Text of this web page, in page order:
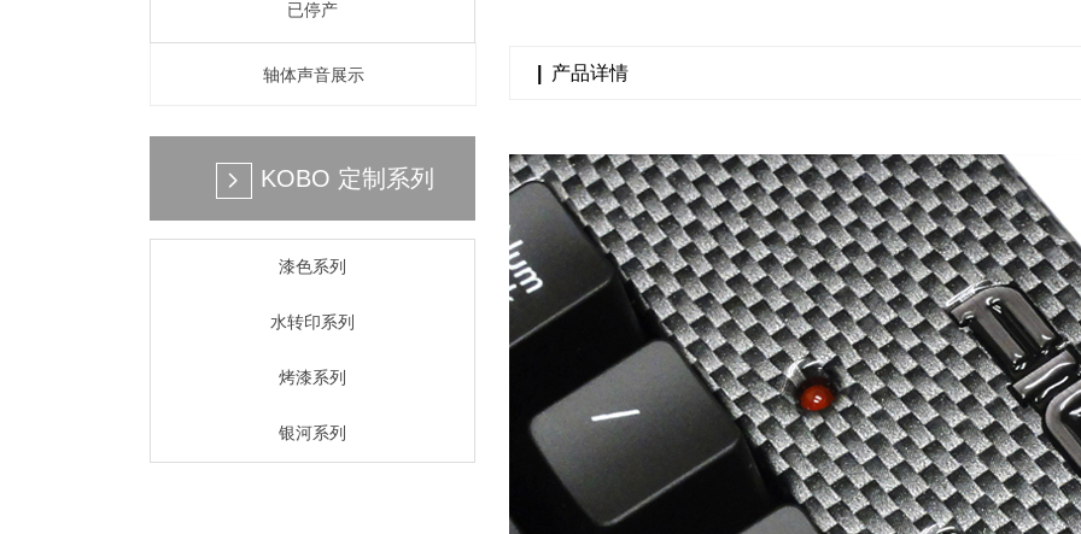
产品详情
已停产
KOBO 定制系列
넲
漆色系列
水转印系列
烤漆系列
银河系列
轴体声音展示